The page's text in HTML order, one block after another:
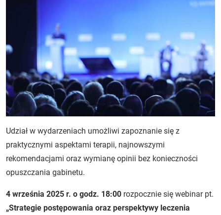
Udział w wydarzeniach umożliwi zapoznanie się z
praktycznymi aspektami terapii, najnowszymi
rekomendacjami oraz wymianę opinii bez konieczności
opuszczania gabinetu.
4 września 2025 r. o godz. 18:00 rozpocznie się webinar pt.
„Strategie postępowania oraz perspektywy leczenia